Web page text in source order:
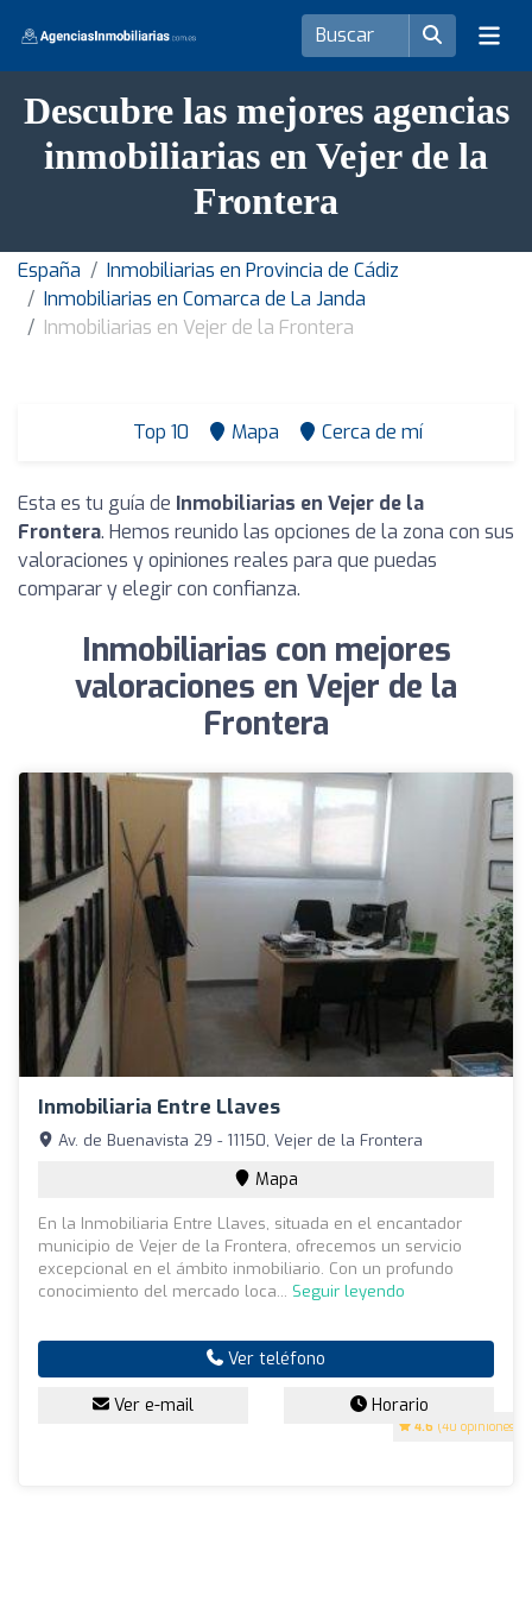
Descubre las mejores agencias
inmobiliarias en Vejer de la
Frontera
España
Inmobiliarias en Provincia de Cádiz
Inmobiliarias en Comarca de La Janda
Inmobiliarias en Vejer de la Frontera
Top 10 Mapa Cerca de mí
Esta es tu guía de Inmobiliarias en Vejer de la
Frontera. Hemos reunido las opciones de la zona con sus
valoraciones y opiniones reales para que puedas
comparar y elegir con confianza.
Inmobiliarias con mejores
valoraciones en Vejer de la
Frontera
Inmobiliaria Entre Llaves
4.6 (40 opiniones)
Av. de Buenavista 29 - 11150, Vejer de la Frontera
Mapa
En la Inmobiliaria Entre Llaves, situada en el encantador
municipio de Vejer de la Frontera, ofrecemos un servicio
excepcional en el ámbito inmobiliario. Con un profundo
conocimiento del mercado loca... Seguir leyendo
Ver teléfono
Ver e-mail Horario